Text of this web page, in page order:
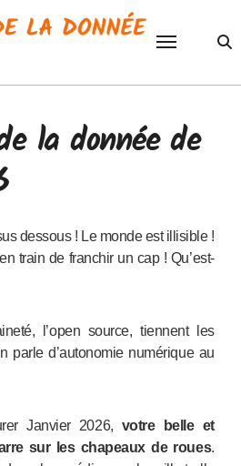
la donnée de
train de franchir un cap ! Qu’est-
l’open source, tiennent les
parle d’autonomie numérique au
Janvier 2026, votre belle et
sur les chapeaux de roues.